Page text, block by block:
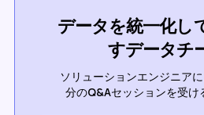
データを統一化し
すデータチ
ソリューションエンジニア
分のQ&Aセッションを受け